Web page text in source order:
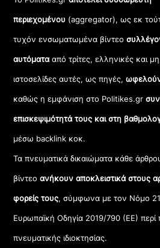
περιεχομένου (aggregator), ως εκ
τυχόν ενσωματωμένα βίντεο
αυτόματααπό τρίτες, ελληνικές και
ιστοσελίδες αυτές, ως πηγές,
καθώς η εμφάνιση στο Politikes.gr
επισκεψιμότητά τους και στη
μέσω backlink κοκ.
Τα πνευματικά δικαιώματα κάθε
βίντεοανήκουν αποκλειστικά στους
φορείς τους, σύμφωνα με τον Νόμο
Ευρωπαϊκή Οδηγία 2019/790 (ΕΕ) περί
πνευματικής ιδιοκτησίας.